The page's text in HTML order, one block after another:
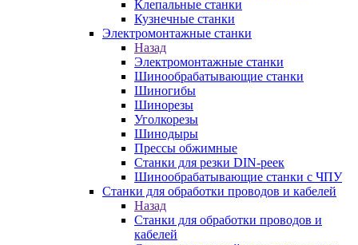
Клепальные станки
Кузнечные станки
Электромонтажные станки
Назад
Электромонтажные станки
Шинообрабатывающие станки
Шиногибы
Шинорезы
Уголкорезы
Шинодыры
Прессы обжимные
Станки для резки DIN-реек
Шинообрабатывающие станки с ЧПУ
Станки для обработки проводов и кабелей
Назад
Станки для обработки проводов и
кабелей